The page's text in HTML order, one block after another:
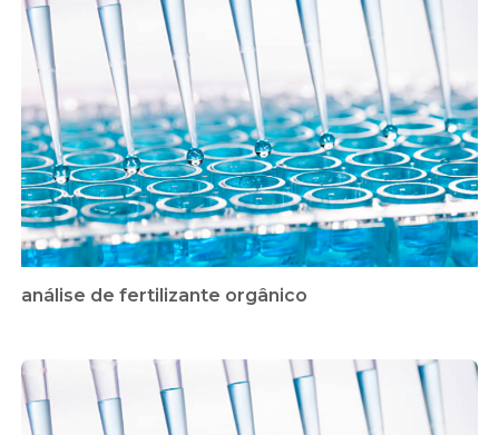
análise de fertilizante orgânico